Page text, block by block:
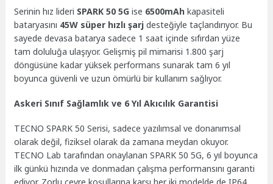
Serinin hız lideri SPARK 50 5G ise 6500mAh kapasiteli
bataryasını 45W süper hızlı şarj desteğiyle taçlandırıyor. Bu
sayede devasa batarya sadece 1 saat içinde sıfırdan yüze
tam doluluğa ulaşıyor. Gelişmiş pil mimarisi 1.800 şarj
döngüsüne kadar yüksek performans sunarak tam 6 yıl
boyunca güvenli ve uzun ömürlü bir kullanım sağlıyor.
Askeri Sınıf Sağlamlık ve 6 Yıl Akıcılık Garantisi
TECNO SPARK 50 Serisi, sadece yazılımsal ve donanımsal
olarak değil, fiziksel olarak da zamana meydan okuyor.
TECNO Lab tarafından onaylanan SPARK 50 5G, 6 yıl boyunca
ilk günkü hızında ve donmadan çalışma performansını garanti